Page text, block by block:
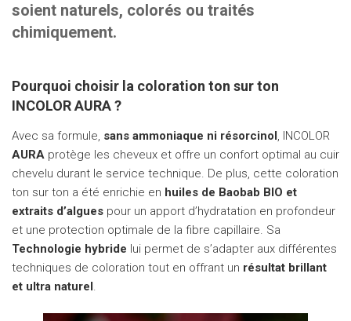
soient naturels, colorés ou traités
chimiquement.
Pourquoi choisir la coloration ton sur ton
INCOLOR AURA ?
Avec sa formule, sans ammoniaque ni résorcinol , INCOLOR
AURA protège les cheveux et offre un confort optimal au cuir
chevelu durant le service technique. De plus, cette coloration
ton sur ton a été enrichie en huiles de Baobab BIO et
extraits d’algues pour un apport d’hydratation en profondeur
et une protection optimale de la fibre capillaire. Sa
Technologie hybride lui permet de s’adapter aux différentes
techniques de coloration tout en offrant un résultat brillant
et ultra naturel